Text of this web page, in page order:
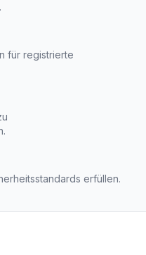
für registrierte
erfüllen.